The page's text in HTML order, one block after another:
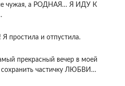
чужая, а РОДНАЯ… Я ИДУ К
простила и отпустила.
прекрасный вечер в моей
частичку ЛЮБВИ…